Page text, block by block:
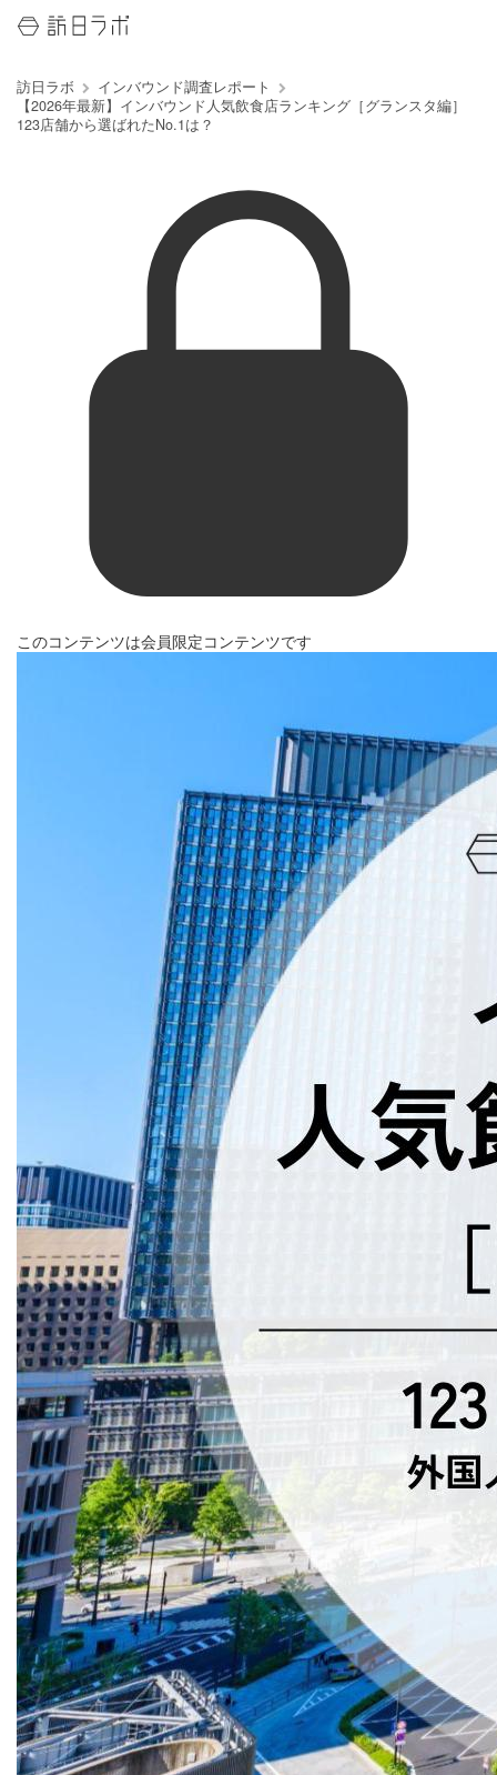
訪日ラボ
インバウンド調査レポート
【2026年最新】インバウンド人気飲食店ランキング［グランスタ編］
123店舗から選ばれたNo.1は？
このコンテンツは会員限定コンテンツです